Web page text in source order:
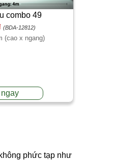
combo 49
(BDA-12812)
(cao x ngang)
ngay
phức tạp như